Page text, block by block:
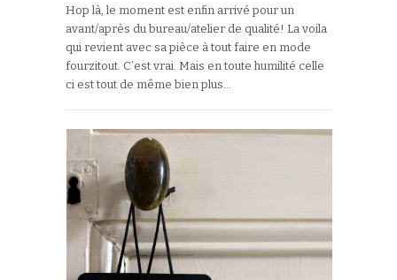
Hop là, le moment est enfin arrivé pour un
avant/après du bureau/atelier de qualité! La voila
qui revient avec sa pièce à tout faire en mode
fourzitout. C’est vrai. Mais en toute humilité celle
ci est tout de même bien plus…